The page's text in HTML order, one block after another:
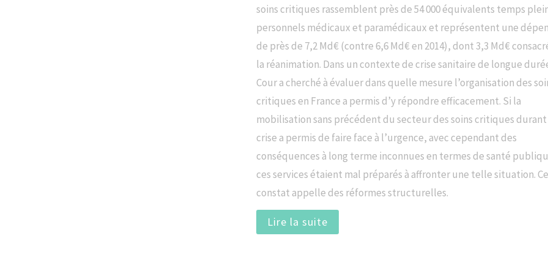
soins critiques rassemblent près de 54 000 équivalents temps
personnels médicaux et paramédicaux et représentent une
de près de 7,2 Md€ (contre 6,6 Md€ en 2014), dont 3,3 Md€
la réanimation. Dans un contexte de crise sanitaire de longue
Cour a cherché à évaluer dans quelle mesure l’organisation des
critiques en France a permis d’y répondre efficacement. Si la
mobilisation sans précédent du secteur des soins critiques durant
crise a permis de faire face à l’urgence, avec cependant des
conséquences à long terme inconnues en termes de santé
ces services étaient mal préparés à affronter une telle situation. Ce
constat appelle des réformes structurelles.
Lire la suite